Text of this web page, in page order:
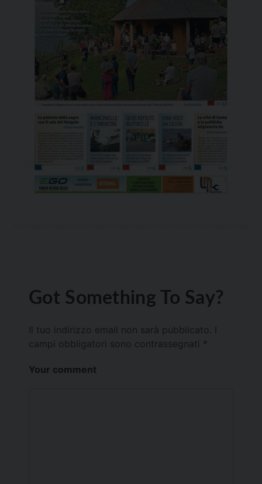
Got Something To Say?
Il tuo indirizzo email non sarà pubblicato.
campi obbligatori sono contrassegnati *
Your comment